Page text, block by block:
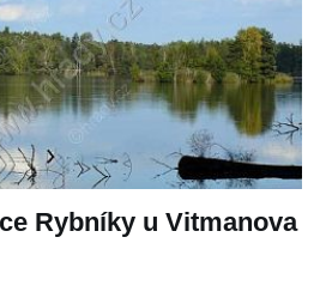
Rybníky u Vitmanova